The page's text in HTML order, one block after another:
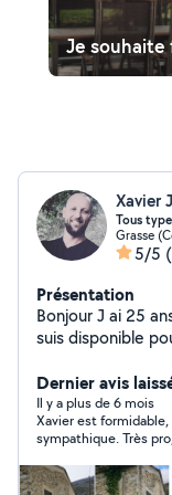
Je souhaite
Xavier
Tous
Grasse
5/5
Présentation
Bonjour J ai 25
suis disponible
Dernier avis
Il y a plus de 6 mois
Xavier est
sympathique. Très